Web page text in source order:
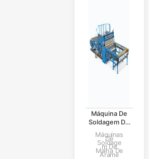
Máquina De
Soldagem De
Malha De
Arame De Aço
Máquinas
De
Soldage
M De
Malha De
Arame